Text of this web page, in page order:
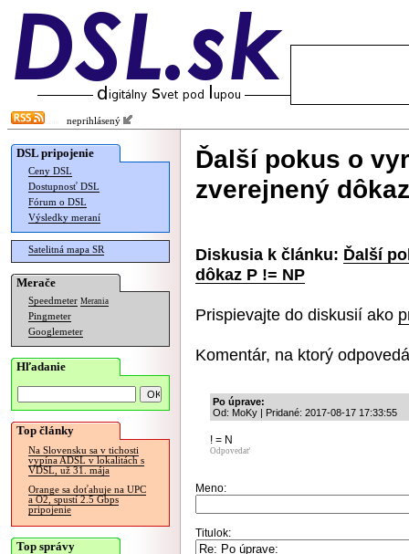
neprihlásený
DSL pripojenie
Ceny DSL
Dostupnosť DSL
Fórum o DSL
Výsledky meraní
Satelitná mapa SR
Merače
Speedmeter Merania
Pingmeter
Googlemeter
Hľadanie
Top články
Na Slovensku sa v tichosti
vypína ADSL v lokalitách s
VDSL, už 31. mája
Orange sa doťahuje na UPC
a O2, spustí 2.5 Gbps
pripojenie
Top správy
Ďalší pokus o
zverejnený
Diskusia k článku: Ďalší
dôkaz P != NP
Prispievajte do diskusií ako
Komentár, na ktorý
Po úprave:
Od: MoKy | Pridané: 2017-08-17 17:33:55
! = N
Odpovedať
Meno:
Titulok: